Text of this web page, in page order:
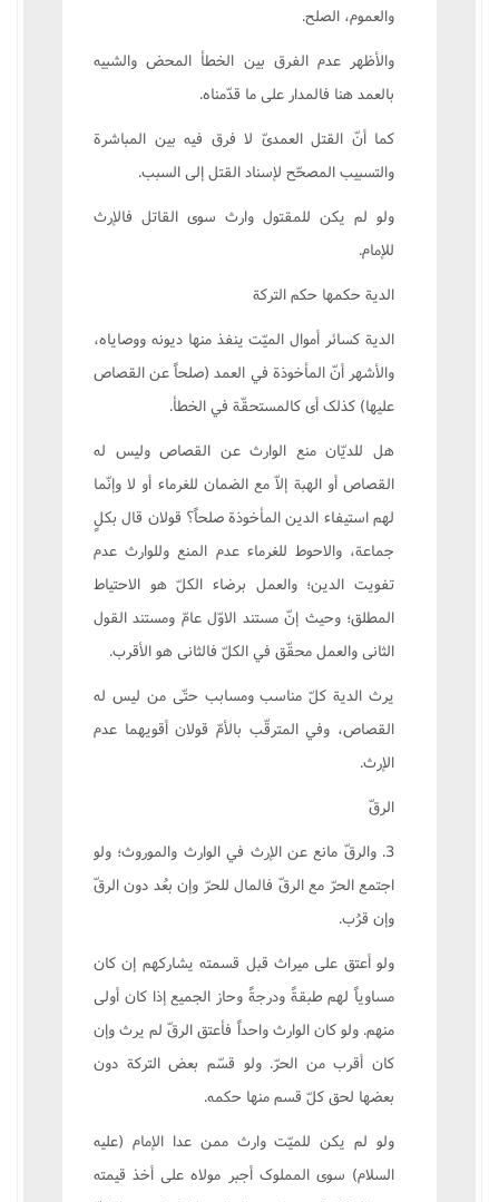
والعموم، الصلح.
والأظهر عدم الفرق بين الخطأ المحض والشبيه
بالعمد هنا فالمدار على ما قدّمناه.
کما أنّ القتل العمدىّ لا فرق فيه بين المباشرة
والتسبيب المصحّح لإسناد القتل إلى السبب.
ولو لم يکن للمقتول وارث سوى القاتل فالإرث
للإمام.
الدية حکمها حکم الترکة
الدية کسائر أموال الميّت ينفذ منها ديونه ووصاياه،
والأشهر أنّ المأخوذة في العمد (صلحاً عن القصاص
عليها) کذلک أى کالمستحقّة في الخطأ.
هل للديّان منع الوارث عن القصاص وليس له
القصاص أو الهبة إلاّ مع الضمان للغرماء أو لا وإنّما
لهم استيفاء الدين المأخوذة صلحاً؟ قولان قال بکلٍ
جماعة، والاحوط للغرماء عدم المنع وللوارث عدم
تفويت الدين؛ والعمل برضاء الکلّ هو الاحتياط
المطلق؛ وحيث إنّ مستند الاوّل عامّ ومستند القول
الثانى والعمل محقّق في الکلّ فالثانى هو الأقرب.
يرث الدية کلّ مناسب ومسابب حتّى من ليس له
القصاص، وفي المترقّب بالأمّ قولان أقويهما عدم
الإرث.
الرقّ
3. والرقّ مانع عن الإرث في الوارث والموروث؛ ولو
اجتمع الحرّ مع الرقّ فالمال للحرّ وإن بعُد دون الرقّ
وإن قرُب.
ولو أعتق على ميراث قبل قسمته يشارکهم إن کان
مساوياً لهم طبقةً ودرجةً وحاز الجميع إذا کان أولى
منهم. ولو کان الوارث واحداً فأعتق الرقّ لم يرث وإن
کان أقرب من الحرّ. ولو قسّم بعض الترکة دون
بعضها لحق کلّ قسم منها حکمه.
ولو لم يکن للميّت وارث ممن عدا الإمام (عليه
السلام) سوى المملوک أجبر مولاه على أخذ قيمته